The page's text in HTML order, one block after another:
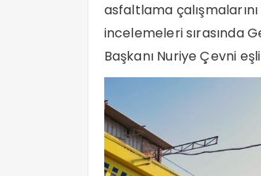
asfaltlama
incelemeleri sırasında
Başkanı Nuriye Çevni